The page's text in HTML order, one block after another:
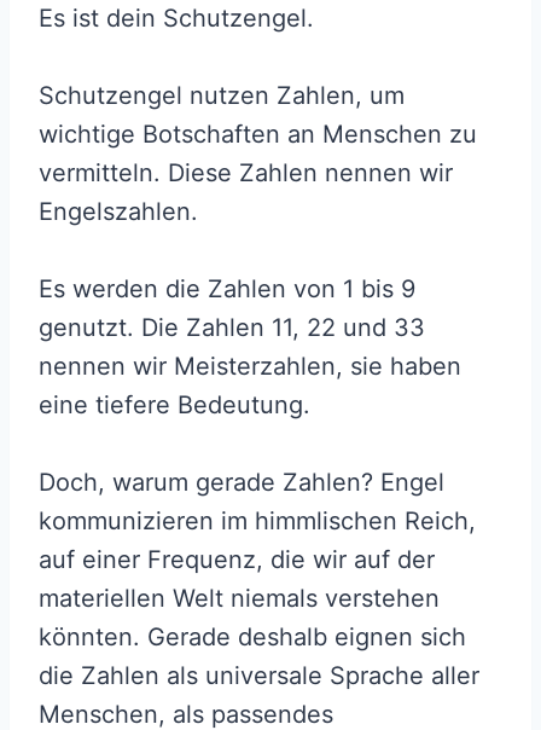
Es ist dein Schutzengel.
Schutzengel nutzen Zahlen, um
wichtige Botschaften an Menschen zu
vermitteln. Diese Zahlen nennen wir
Engelszahlen.
Es werden die Zahlen von 1 bis 9
genutzt. Die Zahlen 11, 22 und 33
nennen wir Meisterzahlen, sie haben
eine tiefere Bedeutung.
Doch, warum gerade Zahlen? Engel
kommunizieren im himmlischen Reich,
auf einer Frequenz, die wir auf der
materiellen Welt niemals verstehen
könnten. Gerade deshalb eignen sich
die Zahlen als universale Sprache aller
Menschen, als passendes